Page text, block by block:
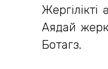
Аядай
Ботагөз.